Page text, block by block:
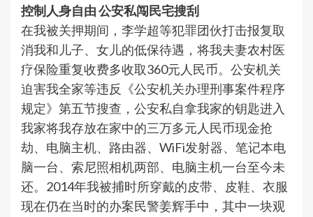
控制人身自由 公安私闯民宅搜刮
在我被关押期间，李学超等犯罪团伙打击报复取
消我和儿子、女儿的低保待遇，将我夫妻农村医
疗保险重复收费多收取360元人民币。公安机关
迫害我全家等违反《公安机关办理刑事案件程序
规定》第五节搜查，公安私自拿我家的钥匙进入
我家将我存放在家中的三万多元人民币现金抢
劫、电脑主机、路由器、WiFi发射器、笔记本电
脑一台、索尼照相机两部、电脑主机一台至今未
还。2014年我被捕时所穿戴的皮带、皮鞋、衣服
现在仍在当时的办案民警姜辉手中，其中一块观